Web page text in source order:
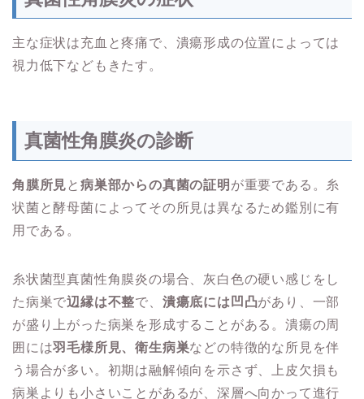
主な症状は充血と疼痛で、潰瘍形成の位置によっては
視力低下などもきたす。
真菌性角膜炎の診断
角膜所見 と病巣部からの真菌の証明 が重要である。糸
状菌と酵母菌によってその所見は異なるため鑑別に有
用である。
糸状菌型真菌性角膜炎の場合、灰白色の硬い感じをし
た病巣で辺縁は不整で、 潰瘍底には凹凸があり、一部
が盛り上がった病巣を形成することがある。潰瘍の周
囲には羽毛様所見、衛生病巣などの特徴的な所見を伴
う場合が多い。初期は融解傾向を示さず、上皮欠損も
病巣よりも小さいことがあるが、深層へ向かって進行